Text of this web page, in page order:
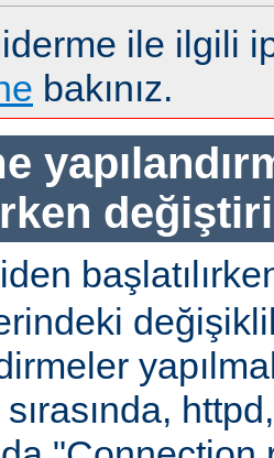
ile ilgili
bakınız.